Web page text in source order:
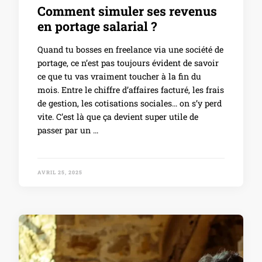
Comment simuler ses revenus
en portage salarial ?
Quand tu bosses en freelance via une société de
portage, ce n’est pas toujours évident de savoir
ce que tu vas vraiment toucher à la fin du
mois. Entre le chiffre d’affaires facturé, les frais
de gestion, les cotisations sociales… on s’y perd
vite. C’est là que ça devient super utile de
passer par un …
AVRIL 25, 2025